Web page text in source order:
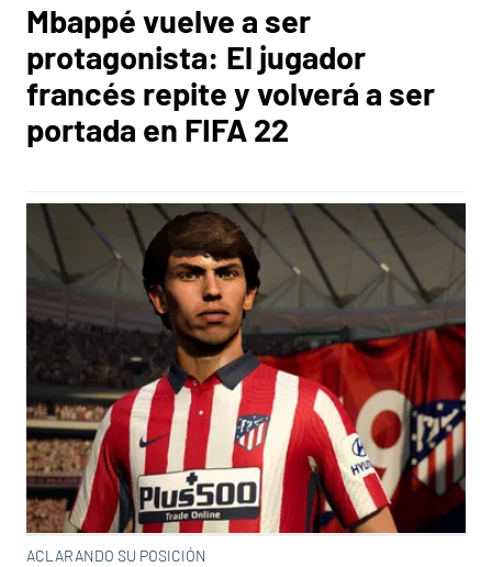
Mbappé vuelve a ser
protagonista: El jugador
francés repite y volverá a ser
portada en FIFA 22
ACLARANDO SU POSICIÓN